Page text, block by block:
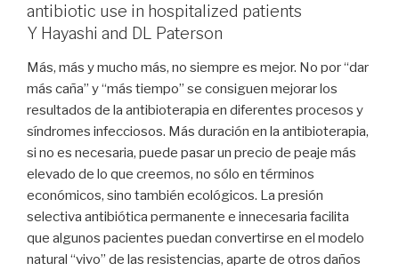
antibiotic use in hospitalized patients
Y Hayashi and DL Paterson
Más, más y mucho más, no siempre es mejor. No por “dar
más caña” y “más tiempo” se consiguen mejorar los
resultados de la antibioterapia en diferentes procesos y
síndromes infecciosos. Más duración en la antibioterapia,
si no es necesaria, puede pasar un precio de peaje más
elevado de lo que creemos, no sólo en términos
económicos, sino también ecológicos. La presión
selectiva antibiótica permanente e innecesaria facilita
que algunos pacientes puedan convertirse en el modelo
natural “vivo” de las resistencias, aparte de otros daños